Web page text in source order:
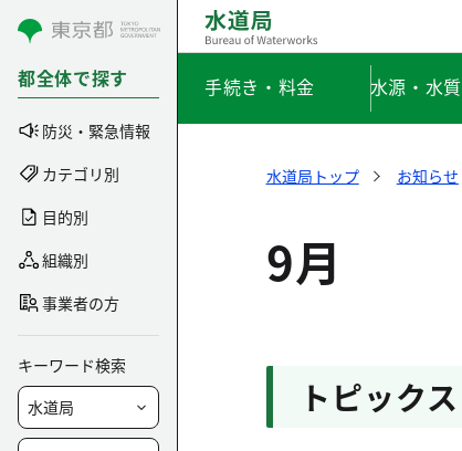
コンテンツにスキップ
都全体で探す
防災・緊急情報
カテゴリ別
目的別
組織別
事業者の方
キーワード検索
手続き・料金 水源・水質
水道局トップ お知らせ
9月
トピックス